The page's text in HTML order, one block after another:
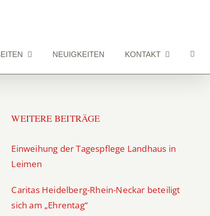
NEUIGKEITEN KONTAKT
WEITERE BEITRÄGE
Einweihung der Tagespflege Landhaus in
Leimen
Caritas Heidelberg-Rhein-Neckar beteiligt
sich am „Ehrentag“